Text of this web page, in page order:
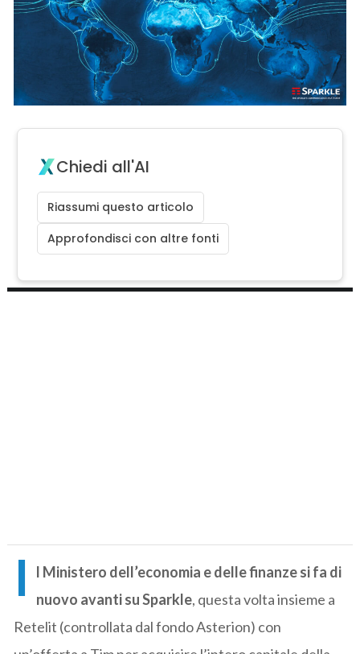
Chiedi all'AI
Riassumi questo articolo
Approfondisci con altre fonti
I
l Ministero dell’economia e delle finanze si fa di
nuovo avanti su Sparkle, questa volta insieme a
Retelit (controllata dal fondo Asterion) con